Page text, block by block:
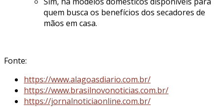
quem busca os benefícios dos secadores de
mãos em casa.
Fonte:
https://www.alagoasdiario.com.br/
https://www.brasilnovonoticias.com.br/
https://jornalnoticiaonline.com.br/